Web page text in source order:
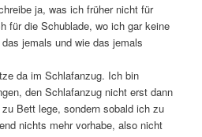
ja, was ich früher nicht für
für die Schublade, wo ich gar keine
jemals und wie das jemals
da im Schlafanzug. Ich bin
den Schlafanzug nicht erst dann
Bett lege, sondern sobald ich zu
nichts mehr vorhabe, also nicht